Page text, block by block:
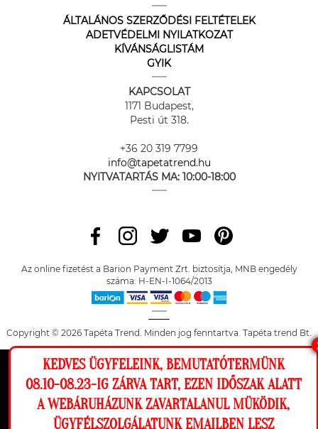
Ez a weboldal cookie-kat használ, hogy a
lehető legjobb élményt nyújtsa honlapunkon.
Beállítások
ÁLTALÁNOS SZERZŐDÉSI FELTÉTELEK
ADETVÉDELMI NYILATKOZAT
KÍVÁNSÁGLISTÁM
GYIK
KAPCSOLAT
1171 Budapest,
Pesti út 318.
+36 20 319 7799
info@tapetatrend.hu
NYITVATARTÁS MA: 10:00-18:00
Az online fizetést a Barion Payment Zrt. biztosítja, MNB engedély
száma: H-EN-I-1064/2013
Copyright © 2026 Tapéta Trend. Minden jog fenntartva. Tapéta trend Bt.
KEDVES ÜGYFELEINK, BEMUTATÓTERMÜNK
08.10-08.23-IG ZÁRVA TART, EZEN IDŐSZAK ALATT
A WEBÁRUHÁZUNK ZAVARTALANUL MÜKÖDIK,
ÜGYFÉLSZOLGÁLATUNK EMAILBEN LESZ